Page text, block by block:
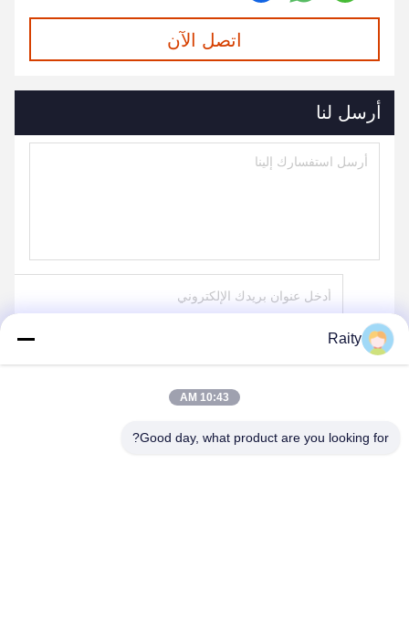
اتصل الآن
أرسل لنا
Raity
10:43 AM
Good day, what product are you looking for?